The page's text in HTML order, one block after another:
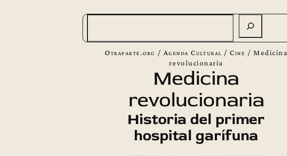
Otraparte.org / Agenda Cultural /Cine /Medicina
revolucionaria
Medicina
revolucionaria
Historia del primer
hospital garífuna